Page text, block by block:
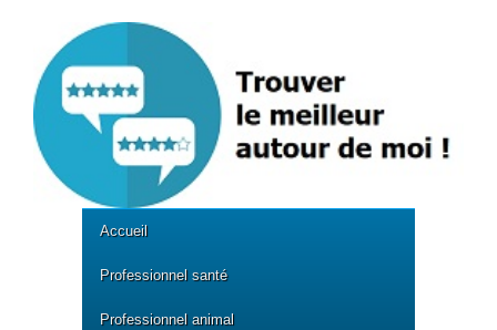
Accueil
Professionnel santé
Professionnel animal